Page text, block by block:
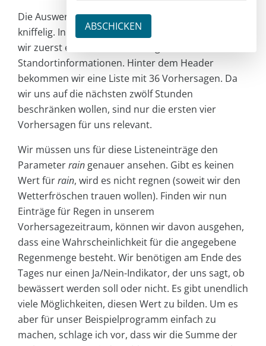
Die Auswertung dieser Daten wird nun etwas
kniffelig. In unserer Web-Services-Antwort finden
wir zuerst einen Header mit allgemeinen
Standortinformationen. Hinter dem Header
bekommen wir eine Liste mit 36 Vorhersagen. Da
wir uns auf die nächsten zwölf Stunden
beschränken wollen, sind nur die ersten vier
Vorhersagen für uns relevant.
Wir müssen uns für diese Listeneinträge den
Parameterrain genauer ansehen. Gibt es keinen
Wert fürrain, wird es nicht regnen (soweit wir den
Wetterfröschen trauen wollen). Finden wir nun
Einträge für Regen in unserem
Vorhersagezeitraum, können wir davon ausgehen,
dass eine Wahrscheinlichkeit für die angegebene
Regenmenge besteht. Wir benötigen am Ende des
Tages nur einen Ja/Nein-Indikator, der uns sagt, ob
bewässert werden soll oder nicht. Es gibt unendlich
viele Möglichkeiten, diesen Wert zu bilden. Um es
aber für unser Beispielprogramm einfach zu
machen, schlage ich vor, dass wir die Summe der